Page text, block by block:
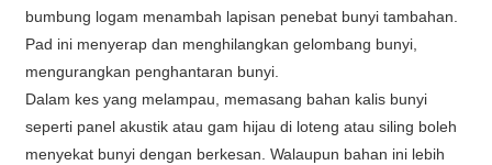
bumbung logam menambah lapisan penebat bunyi tambahan.
Pad ini menyerap dan menghilangkan gelombang bunyi,
mengurangkan penghantaran bunyi.
Dalam kes yang melampau, memasang bahan kalis bunyi
seperti panel akustik atau gam hijau di loteng atau siling boleh
menyekat bunyi dengan berkesan. Walaupun bahan ini lebih